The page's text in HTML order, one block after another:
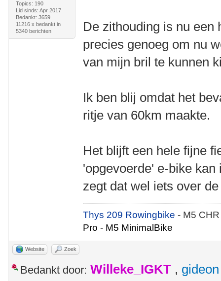
Topics: 190
Lid sinds: Apr 2017
Bedankt: 3659
11216 x bedankt in
5340 berichten
De zithouding is nu een
precies genoeg om nu
van mijn bril te kunnen
Ik ben blij omdat het
ritje van 60km maakte.
Het blijft een hele fijne
'opgevoerde' e-bike
zegt dat wel iets over
Thys 209 Rowingbike- M5
Pro - M5 MinimalBike
Website Zoek
Bedankt door: Willeke_IGKT , gideon